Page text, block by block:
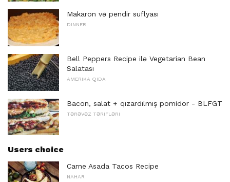
Makaron və pendir suflyası
DINNER
Bell Peppers Recipe ilə Vegetarian Bean
Salatası
AMERIKA QIDA
Bacon, salat + qızardılmış pomidor - BLFGT
TƏRƏVƏZ TƏRIFLƏRI
Users choice
Carne Asada Tacos Recipe
NAHAR